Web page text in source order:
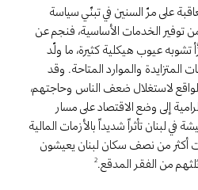
على مرّ السنين في تبنّي سياسة
توفير الخدمات الأساسية، فنجم عن
عيوب هيكلية كثيرة، ما ولّد
المتزايدة والموارد المتاحة. وقد
لاستغلال ضعف الناس وحاجتهم،
إلى وضع الاقتصاد على مسار
في لبنان تأثراً شديداً بالأزمات المالية
أكثر من نصف سكان لبنان يعيشون
من الفقر المدقع.2